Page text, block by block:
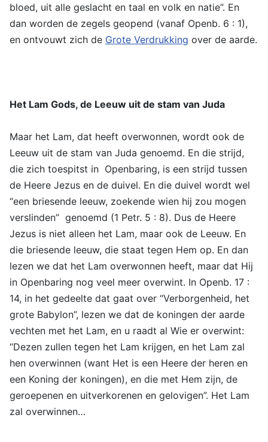
bloed, uit alle geslacht en taal en volk en natie”. En
dan worden de zegels geopend (vanaf Openb. 6 : 1),
en ontvouwt zich de Grote Verdrukking over de aarde.
Het Lam Gods, de Leeuw uit de stam van Juda
Maar het Lam, dat heeft overwonnen, wordt ook de
Leeuw uit de stam van Juda genoemd. En die strijd,
die zich toespitst in Openbaring, is een strijd tussen
de Heere Jezus en de duivel. En die duivel wordt wel
“een briesende leeuw, zoekende wien hij zou mogen
verslinden” genoemd (1 Petr. 5 : 8). Dus de Heere
Jezus is niet alleen het Lam, maar ook de Leeuw. En
die briesende leeuw, die staat tegen Hem op. En dan
lezen we dat het Lam overwonnen heeft, maar dat Hij
in Openbaring nog veel meer overwint. In Openb. 17 :
14, in het gedeelte dat gaat over “Verborgenheid, het
grote Babylon”, lezen we dat de koningen der aarde
vechten met het Lam, en u raadt al Wie er overwint:
“Dezen zullen tegen het Lam krijgen, en het Lam zal
hen overwinnen (want Het is een Heere der heren en
een Koning der koningen), en die met Hem zijn, de
geroepenen en uitverkorenen en gelovigen”. Het Lam
zal overwinnen…